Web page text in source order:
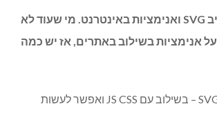
יש עולם שלם סביב SVG ואנימציות באינטרנט. מי שעוד לא
אנימציות בשילוב באתרים, אז יש כמה
אנימציות ב SVG – בשילוב עם JS CSS ואפשר לעשות